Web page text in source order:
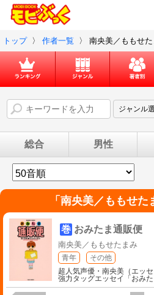
トップ 〉 作者一覧 〉 南央美／ももせ
総合 男性
「 南央美／ももせた
巻 おみたま通販便
南央美／ももせたまみ
青年
その他
超人気声優・南央美（エッ
強力タッグエッセイ「おみ